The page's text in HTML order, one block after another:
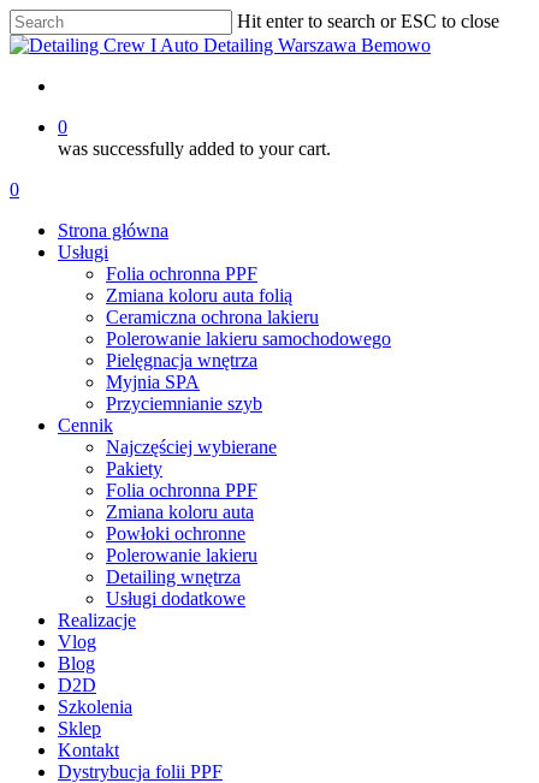
Skip
to
content
Hit enter to search or ESC to close
Close
0
was successfully added to your cart.
Menu
account
0
Strona główna
Usługi
Folia ochronna PPF
Zmiana koloru auta folią
Ceramiczna ochrona lakieru
Polerowanie lakieru samochodowego
Pielęgnacja wnętrza
Myjnia SPA
Przyciemnianie szyb
Cennik
Najczęściej wybierane
Pakiety
Folia ochronna PPF
Zmiana koloru auta
Powłoki ochronne
Polerowanie lakieru
Detailing wnętrza
Usługi dodatkowe
Realizacje
Vlog
Blog
D2D
Szkolenia
Sklep
Kontakt
Dystrybucja folii PPF